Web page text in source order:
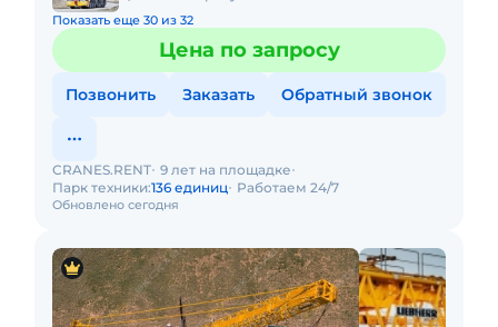
Показать еще 30 из 32
Цена по запросу
Позвонить Заказать Обратный звонок
Обновлено сегодня
CRANES.RENT 9 лет на площадке
Парк техники:136 единиц Работаем 24/7